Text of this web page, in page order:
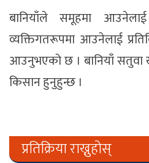
बानियाँले समूहमा
व्यक्तिगतरूपमा आउनेलाई
आउनुभएको छ । बानियाँ सतुवा
किसान हुनुहुन्छ ।
प्रतिक्रिया राख्नुहोस्